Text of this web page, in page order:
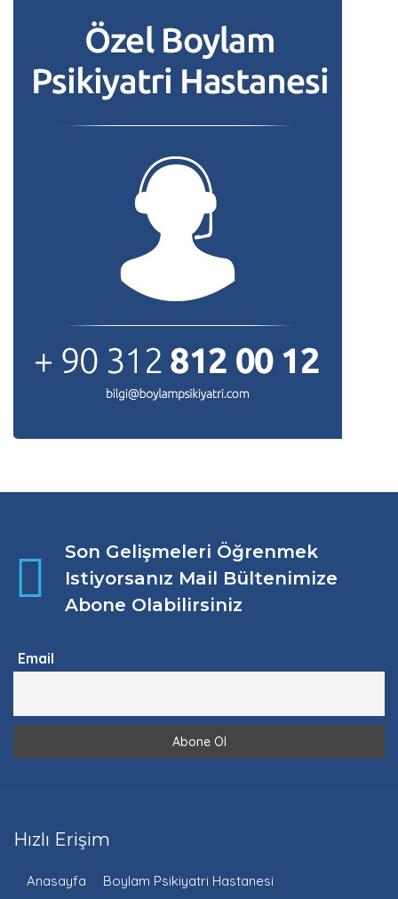
Son Gelişmeleri Öğrenmek
Istiyorsanız Mail Bültenimize
Abone Olabilirsiniz
Email
Hızlı Erişim
Anasayfa
Boylam Psikiyatri Hastanesi